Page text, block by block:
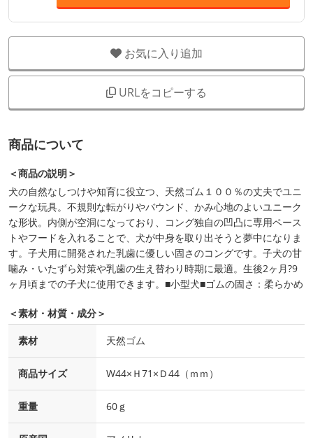
お気に入り追加
URLをコピーする
商品について
＜商品の説明＞
犬の自然なしつけや知育に役立つ、天然ゴム１００％の丈夫でユニ
ークな玩具。不規則な転がりやバウンド、かみ心地のよいユニーク
な形状。内側が空洞になっており、コング独自の凹凸に専用ペース
トやフードを入れることで、犬が中身を取り出そうと夢中になりま
す。子犬用に開発された乳歯に優しい固さのコングです。子犬の甘
噛み・いたずら対策や乳歯の生え替わり時期に最適。生後2ヶ月?9
ヶ月頃までの子犬に使用できます。■小型犬■ゴムの固さ：柔らかめ
＜素材・材質・成分＞
素材 天然ゴム
商品サイズ W44×Ｈ71×Ｄ44（ｍｍ）
重量 60ｇ